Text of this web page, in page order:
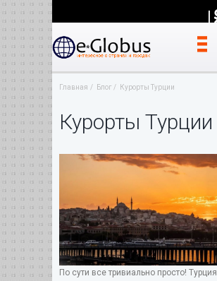
|
Главная Блог Курорты Турции
Курорты Турции
По сути все тривиально просто! Турция